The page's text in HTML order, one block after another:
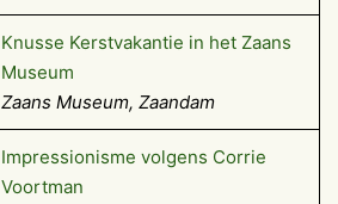
Knusse Kerstvakantie in het Zaans
Museum
Zaans Museum, Zaandam
Impressionisme volgens Corrie
Voortman